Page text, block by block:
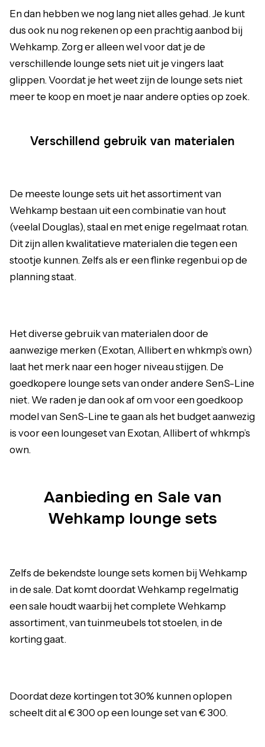
En dan hebben we nog lang niet alles gehad. Je kunt
dus ook nu nog rekenen op een prachtig aanbod bij
Wehkamp. Zorg er alleen wel voor dat je de
verschillende lounge sets niet uit je vingers laat
glippen. Voordat je het weet zijn de lounge sets niet
meer te koop en moet je naar andere opties op zoek.
Verschillend gebruik van materialen
De meeste lounge sets uit het assortiment van
Wehkamp bestaan uit een combinatie van hout
(veelal Douglas), staal en met enige regelmaat rotan.
Dit zijn allen kwalitatieve materialen die tegen een
stootje kunnen. Zelfs als er een flinke regenbui op de
planning staat.
Het diverse gebruik van materialen door de
aanwezige merken (Exotan,Alliberten whkmp’s own)
laat het merk naar een hoger niveau stijgen. De
goedkopere lounge sets van onder andere SenS-Line
niet. We raden je dan ook af om voor een goedkoop
model van SenS-Line te gaan als het budget aanwezig
is voor een loungeset van Exotan, Allibert of whkmp’s
own.
Aanbieding en Sale van
Wehkamp lounge sets
Zelfs de bekendste lounge sets komen bij Wehkamp
in de sale. Dat komt doordat Wehkamp regelmatig
een sale houdt waarbij het complete Wehkamp
assortiment, vantuinmeubels totstoelen, in de
korting gaat.
Doordat deze kortingen tot 30% kunnen oplopen
scheelt dit al € 300 op een lounge set van € 300.